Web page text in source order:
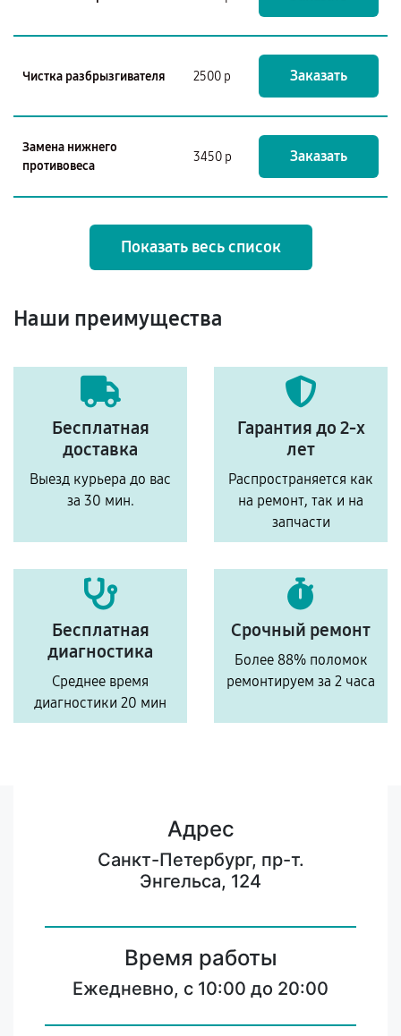
Чистка разбрызгивателя 2500 р Заказать
Замена нижнего
противовеса
3450 р Заказать
Показать весь список
Наши преимущества
Бесплатная
доставка
Выезд курьера до вас
за 30 мин.
Гарантия до 2-х
лет
Распространяется как
на ремонт, так и на
запчасти
Бесплатная
диагностика
Среднее время
диагностики 20 мин
Срочный ремонт
Более 88% поломок
ремонтируем за 2 часа
Адрес
Санкт-Петербург, пр-т.
Энгельса, 124
Время работы
Ежедневно, с 10:00 до 20:00